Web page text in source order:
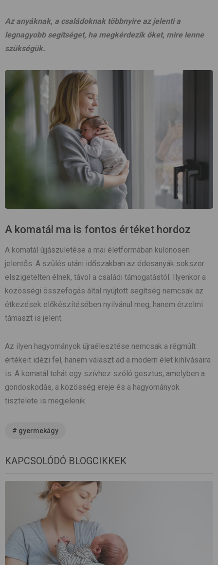
Az anyáknak, a családoknak többnyire az jelenti a
legnagyobb segítséget, ha megkérdezik őket, mire lenne
szükségük.
A komatál ma is fontos értéket hordoz
A komatál újjászületése a mai életformában különösen
jelentős. A szülés utáni időszakban az édesanyák sokszor
elszigetelten élnek, távol a családi támogatástól. Ilyenkor a
közösségi összefogás által nyújtott segítség nemcsak az
étkezések előkészítésében nyilvánul meg, hanem érzelmi
támaszt is jelent.
Az ilyen hagyományok újraélesztése nemcsak a régmúlt
értékeit idézi fel, hanem választ ad a modern élet kihívásaira
is. A komatál tehát egy szívhez szóló gesztus, amelyben a
gondoskodás, a közösség ereje és a hagyományok
tisztelete is megjelenik.
# gyermekágy
KAPCSOLÓDÓ BLOGCIKKEK